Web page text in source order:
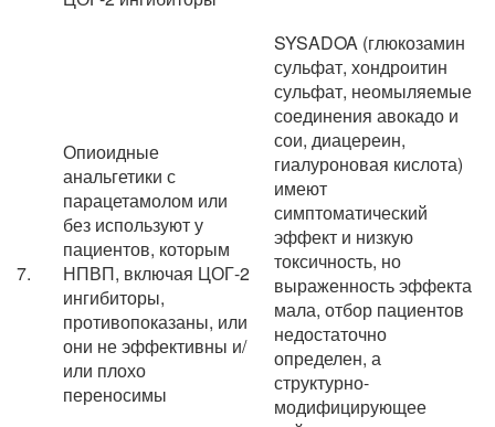
7.
Опиоидные
анальгетики с
парацетамолом или
без используют у
пациентов, которым
НПВП, включая ЦОГ-2
ингибиторы,
противопоказаны, или
они не эффективны и/
или плохо
переносимы
SYSADOA (глюкозамин
сульфат, хондроитин
сульфат, неомыляемые
соединения авокадо и
сои, диацереин,
гиалуроновая кислота)
имеют
симптоматический
эффект и низкую
токсичность, но
выраженность эффекта
мала, отбор пациентов
недостаточно
определен, а
структурно-
модифицирующее